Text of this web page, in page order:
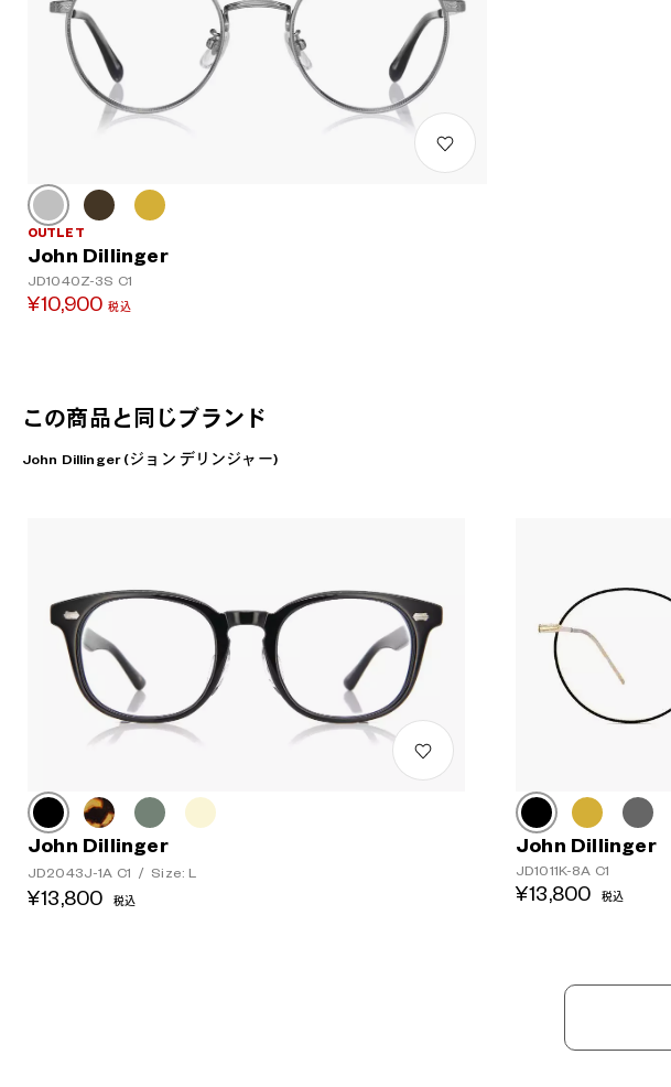
OUTLET
John Dillinger
JD1040Z-3S C1
¥10,900 税込
この商品と同じブランド
John Dillinger (ジョン デリンジャー)
John Dillinger
JD2043J-1A C1 / Size: L
¥13,800 税込
John Dillinger
JD1011K-8A C1
¥13,800 税込